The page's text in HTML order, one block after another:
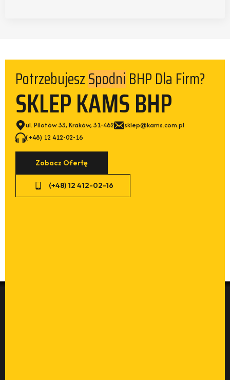
PotrzebujeszSpodniBHP Dla Firm?
SKLEP KAMS BHP
ul. Pilotów 33, Kraków, 31-462
sklep@kams.com.pl
(+48) 12 412-02-16
Zobacz Ofertę
(+48) 12 412-02-16